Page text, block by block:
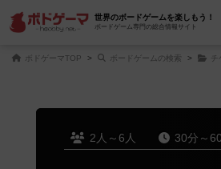
世界のボードゲームを楽しもう！
ボードゲーム専門の総合情報サイト
ボドゲーマTOP ボードゲームの検索 チ
2人～6人 30分～